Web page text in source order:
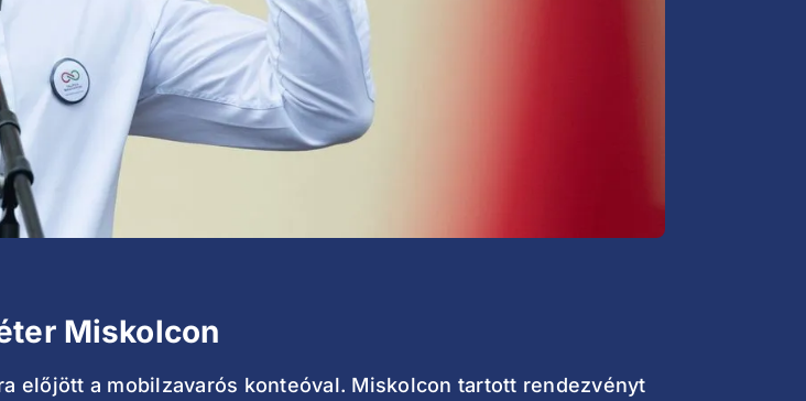
Miskolcon
előjött a mobilzavarós konteóval. Miskolcon tartott rendezvényt